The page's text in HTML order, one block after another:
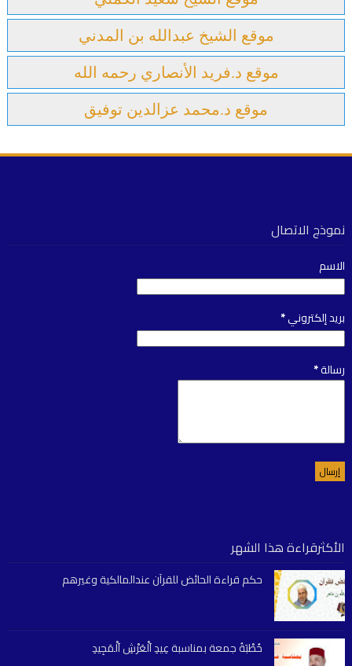
موقع الشيخ عبدالله بن المدني
موقع د.فريد الأنصاري رحمه الله
موقع د.محمد عزالدين توفيق
نموذج الاتصال
الاسم
بريد إلكتروني*
رسالة*
الأكثرقراءة هذا الشهر
حكم قراءة الحائض للقرآن عندالمالكية وغيرهم
خُطْبَةُ جمعة بمناسبة عِيدِ اَلْعَرْشِ اَلْمَجِيدِ